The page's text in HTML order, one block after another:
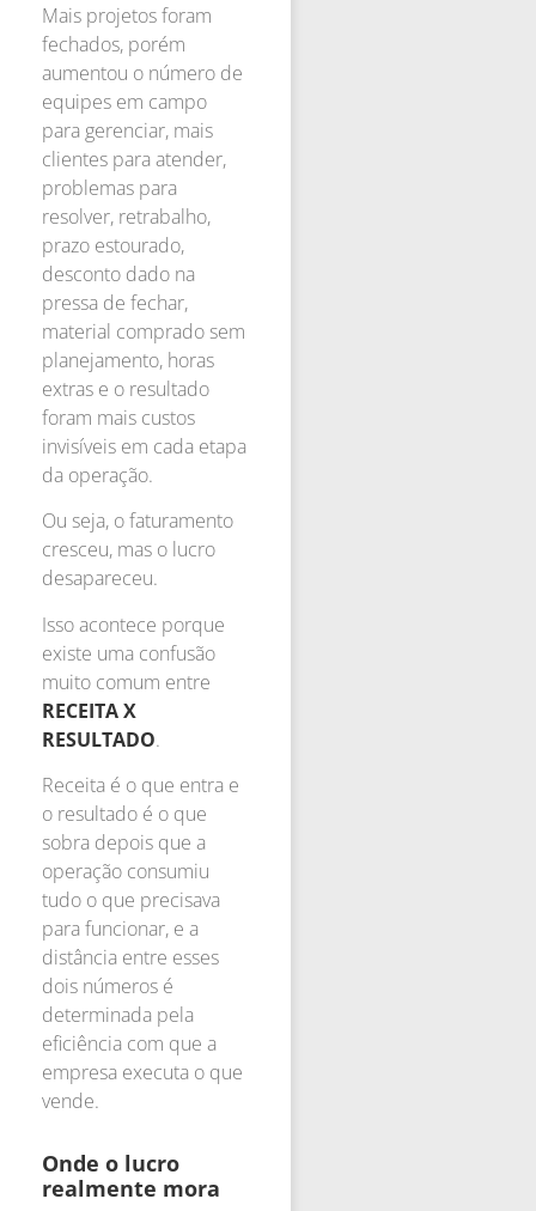
Mais projetos foram
fechados, porém
aumentou o número de
equipes em campo
para gerenciar, mais
clientes para atender,
problemas para
resolver, retrabalho,
prazo estourado,
desconto dado na
pressa de fechar,
material comprado sem
planejamento, horas
extras e o resultado
foram mais custos
invisíveis em cada etapa
da operação.
Ou seja, o faturamento
cresceu, mas o lucro
desapareceu.
Isso acontece porque
existe uma confusão
muito comum entre
RECEITA X
RESULTADO.
Receita é o que entra e
o resultado é o que
sobra depois que a
operação consumiu
tudo o que precisava
para funcionar, e a
distância entre esses
dois números é
determinada pela
eficiência com que a
empresa executa o que
vende.
Onde o lucro
realmente mora